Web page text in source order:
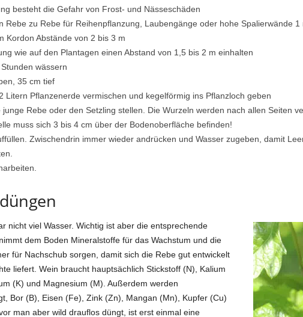
besteht die Gefahr von Frost- und Nässeschäden
Rebe zu Rebe für Reihenpflanzung, Laubengänge oder hohe Spalierwände
Kordon Abstände von 2 bis 3 m
wie auf den Plantagen einen Abstand von 1,5 bis 2 m einhalten
wässern
35 cm tief
Litern Pflanzenerde vermischen und kegelförmig ins Pflanzloch geben
Rebe oder den Setzling stellen. Die Wurzeln werden nach allen Seiten
muss sich 3 bis 4 cm über der Bodenoberfläche befinden!
Zwischendrin immer wieder andrücken und Wasser zugeben, damit
nicht viel Wasser. Wichtig ist aber die entsprechende
dem Boden Mineralstoffe für das Wachstum und die
für Nachschub sorgen, damit sich die Rebe gut entwickelt
liefert. Wein braucht hauptsächlich Stickstoff (N), Kalium
(K) und Magnesium (M). Außerdem werden
Bor (B), Eisen (Fe), Zink (Zn), Mangan (Mn), Kupfer (Cu)
man aber wild drauflos düngt, ist erst einmal eine